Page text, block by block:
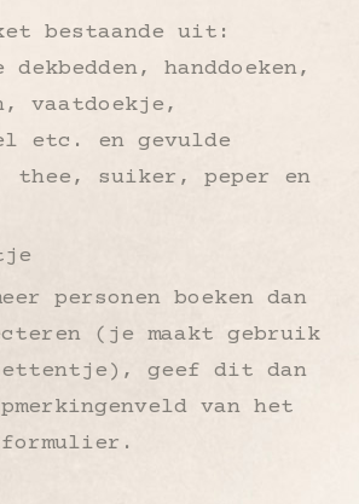
bestaande uit:
dekbedden, handdoeken,
vaatdoekje,
etc. en gevulde
thee, suiker, peper en
personen boeken dan
(je maakt gebruik
geef dit dan
van het